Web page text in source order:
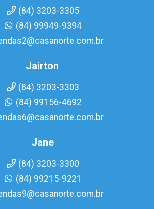
(84) 3203-3305
(84) 99949-9394
Jairton
(84) 3203-3303
(84) 99156-4692
Jane
(84) 3203-3300
(84) 99215-9221